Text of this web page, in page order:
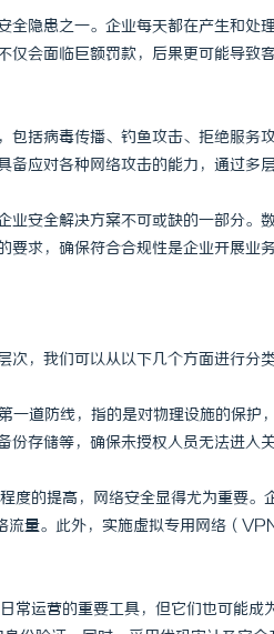
全隐患之一。企业每天都在产生和
仅会面临巨额罚款，后果更可能导
包括病毒传播、钓鱼攻击、拒绝服
备应对各种网络攻击的能力，通过
业安全解决方案不可或缺的一部分
要求，确保符合合规性是企业开展业
次，我们可以从以下几个方面进行分
一道防线，指的是对物理设施的保
份存储等，确保未授权人员无法进入
度的提高，网络安全显得尤为重要
流量。此外，实施虚拟专用网络（
常运营的重要工具，但它们也可能